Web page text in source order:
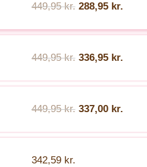
449,95 kr. 288,95 kr.
449,95 kr. 336,95 kr.
449,95 kr. 337,00 kr.
342,59 kr.